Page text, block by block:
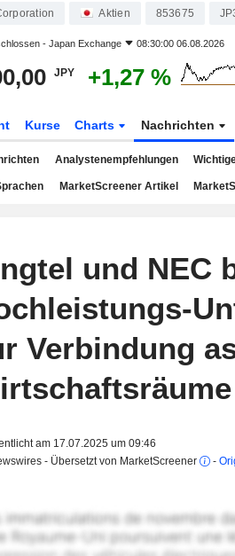
Aktien 853675
- Japan Exchange 08:30:00 06.08.2026
JPY +1,27 %
Kurse Charts Nachrichten
Analystenempfehlungen
MarketScreener Artikel
und NEC
Verbindung
am 17.07.2025 um 09:46
- Übersetzt von MarketScreener
-